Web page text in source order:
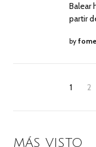
Balear
partir
by
1 2
MÁS VISTO